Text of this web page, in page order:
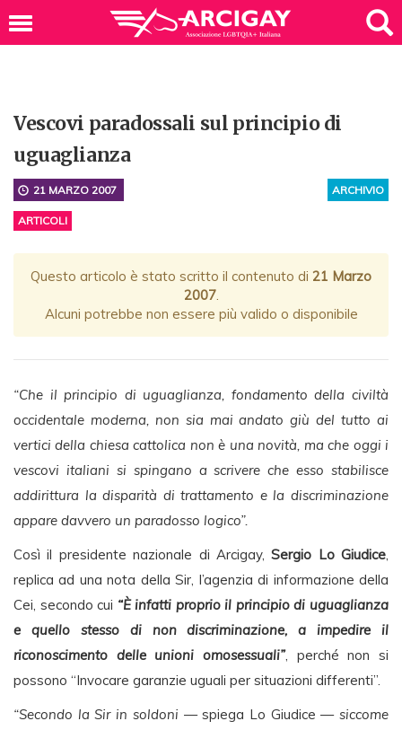
Vescovi paradossali sul principio di
uguaglianza
ARCHIVIO
21 MARZO 2007
ARTICOLI
Questo articolo è stato scritto il contenuto di 21 Marzo
2007.
Alcuni potrebbe non essere più valido o disponibile
“Che il principio di uguaglianza, fondamento della civiltà
occidentale moderna, non sia mai andato giù del tutto ai
vertici della chiesa cattolica non è una novità, ma che oggi i
vescovi italiani si spingano a scrivere che esso stabilisce
addirittura la disparità di trattamento e la discriminazione
appare davvero un paradosso logico”.
Così il presidente nazionale di Arcigay,Sergio Lo Giudice,
replica ad una nota della Sir, l’agenzia di informazione della
Cei, secondo cui “È infatti proprio il principio di uguaglianza
e quello stesso di non discriminazione, a impedire il
riconoscimento delle unioni omosessuali”, perché non si
possono “Invocare garanzie uguali per situazioni differenti”.
“Secondo la Sir in soldoni — spiega Lo Giudice —siccome